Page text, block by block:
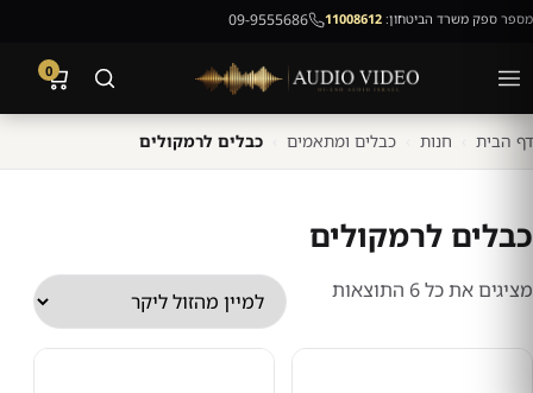
מספר ספק משרד הביטחון: 11008612
09-9555686
0
דף הבית חנות כבלים ומתאמים כבלים לרמקולים
כבלים לרמקולים
מציגים את כל ⁦6⁩ התוצאות
מחיר: